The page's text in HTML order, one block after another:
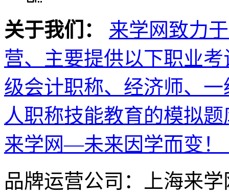
关于我们：
来学网致力
营、主要提供以下职业
级会计职称、经济师、
人职称技能教育的模拟
来学网—未来因学而变！
品牌运营公司：上海来